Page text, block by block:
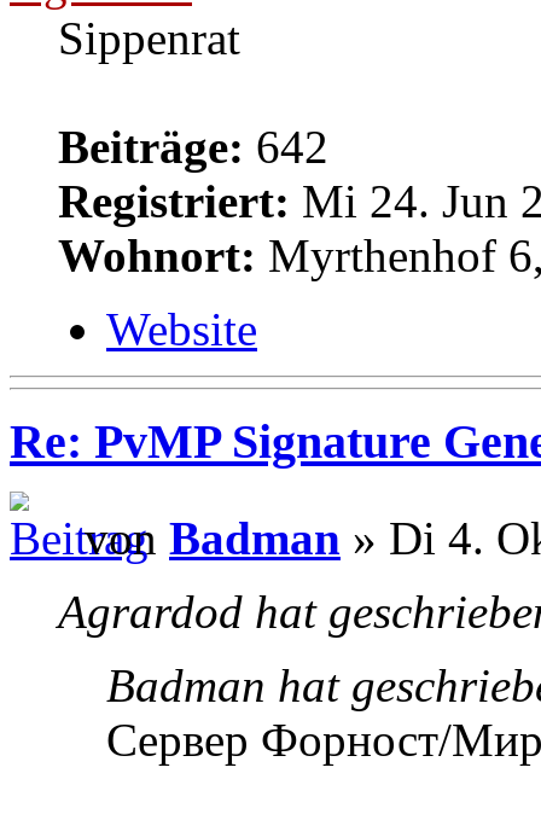
Sippenrat
Beiträge: 642
Registriert: Mi 24. Jun
Wohnort: Myrthenhof
Website
Re: PvMP Signature
von Badman » Di 4.
Agrardod hat
Badman hat
Сервер Форност/